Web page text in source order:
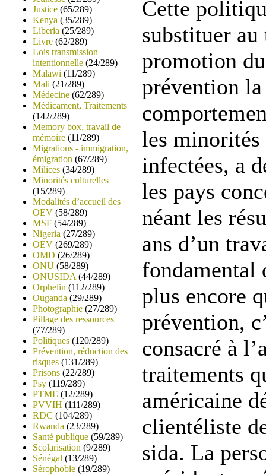
Justice (65/289)
Kenya (35/289)
Liberia (25/289)
Livre (62/289)
Lois transmission
intentionnelle (24/289)
Malawi (11/289)
Mali (21/289)
Médecine (62/289)
Médicament, Traitements
(142/289)
Memory box, travail de
mémoire (11/289)
Migrations - immigration,
émigration (67/289)
Milices (34/289)
Minorités culturelles
(15/289)
Modalités d’accueil des
OEV (58/289)
MSF (54/289)
Nigeria (27/289)
OEV (269/289)
OMD (26/289)
ONU (58/289)
ONUSIDA (44/289)
Orphelin (112/289)
Ouganda (29/289)
Photographie (27/289)
Pillage des ressources
(77/289)
Politiques (120/289)
Prévention, réduction des
risques (131/289)
Prisons (22/289)
Psy (119/289)
PTME (12/289)
PVVIH (111/289)
RDC (104/289)
Rwanda (23/289)
Santé publique (59/289)
Scolarisation (9/289)
Sénégal (13/289)
Sérophobie (19/289)
Cette
substituer
promotion
prévention
les
infectées, a
les pays
néant les
ans d’un
plus encore
prévention,
consacré à
traitements
américaine
clientéliste
sida. La